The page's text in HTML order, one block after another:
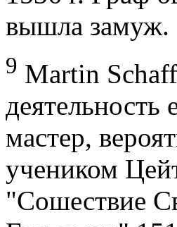
вышла замуж.
9 Martin
деятельность
мастер,
учеником
"Сошествие